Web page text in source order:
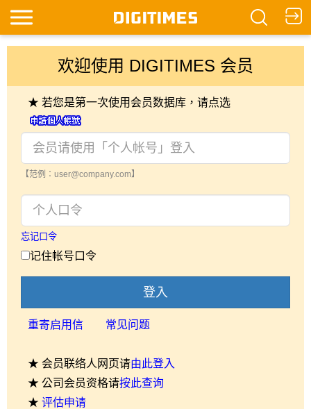
欢迎使用 DIGITIMES 会员
★ 若您是第一次使用会员数据库，请点选
【范例：user@company.com】
忘记口令
记住帐号口令
登入
重寄启用信 常见问题
★ 会员联络人网页请由此登入
★ 公司会员资格请按此查询
★ 评估申请